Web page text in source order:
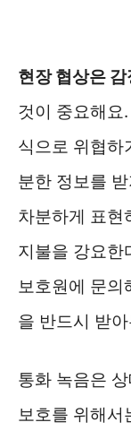
현장 협상은
것이 중요해요
식으로 위협하
분한 정보를
차분하게 표현
지불을 강요한
보호원에 문의
을 반드시 받
통화 녹음은
보호를 위해서